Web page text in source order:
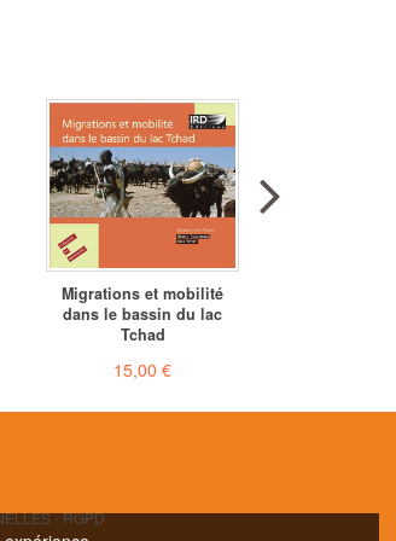
Migrations et mobilité
dans le bassin du lac
Tchad
15,00 €
- RGPD